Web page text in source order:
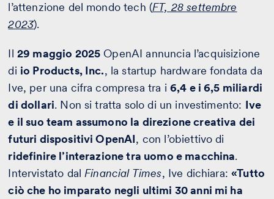
l’attenzione del mondo tech (FT, 28 settembre
2023).
Il 29 maggio 2025 OpenAI annuncia l’acquisizione
di io Products, Inc., la startup hardware fondata da
Ive, per una cifra compresa tra i 6,4 e i 6,5 miliardi
di dollari. Non si tratta solo di un investimento: Ive
e il suo team assumono la direzione creativa dei
futuri dispositivi OpenAI, con l’obiettivo di
ridefinire l’interazione tra uomo e macchina.
Intervistato dalFinancial Times, Ive dichiara:«Tutto
ciò che ho imparato negli ultimi 30 anni mi ha